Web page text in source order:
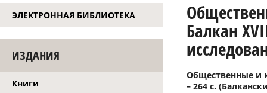
ЭЛЕКТРОННАЯ БИБЛИОТЕКА
ИЗДАНИЯ
Книги
Балкан
Общественные и
– 264 с.